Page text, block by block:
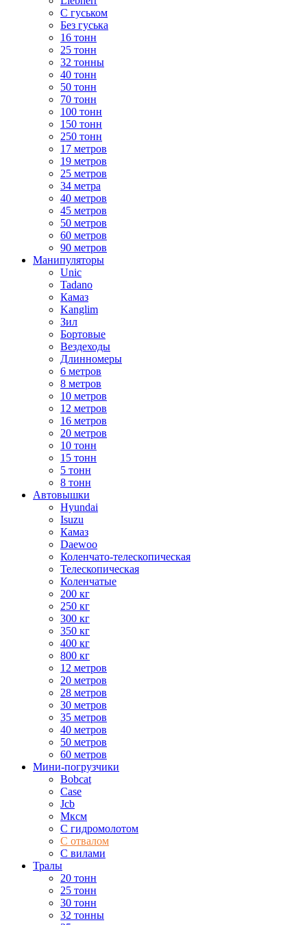
С гуськом
Без гуська
16 тонн
25 тонн
32 тонны
40 тонн
50 тонн
70 тонн
100 тонн
150 тонн
250 тонн
17 метров
19 метров
25 метров
34 метра
40 метров
45 метров
50 метров
60 метров
90 метров
Манипуляторы
Unic
Tadano
Камаз
Kanglim
Зил
Бортовые
Вездеходы
Длинномеры
6 метров
8 метров
10 метров
12 метров
16 метров
20 метров
10 тонн
15 тонн
5 тонн
8 тонн
Автовышки
Hyundai
Isuzu
Камаз
Daewoo
Коленчато-телескопическая
Телескопическая
Коленчатые
200 кг
250 кг
300 кг
350 кг
400 кг
800 кг
12 метров
20 метров
28 метров
30 метров
35 метров
40 метров
50 метров
60 метров
Мини-погрузчики
Bobcat
Case
Jcb
Мксм
С гидромолотом
С отвалом
С вилами
Тралы
20 тонн
25 тонн
30 тонн
32 тонны